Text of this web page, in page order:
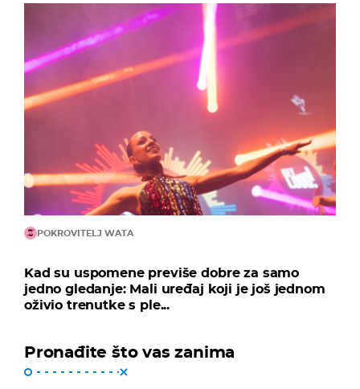
POKROVITELJ WATA
Kad su uspomene previše dobre za samo
jedno gledanje: Mali uređaj koji je još jednom
oživio trenutke s ple...
Pronađite što vas zanima